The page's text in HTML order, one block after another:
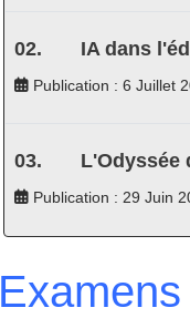
IA dans
Publication : 6 Juillet
L'Odyssée
Publication : 29 Juin
Examens